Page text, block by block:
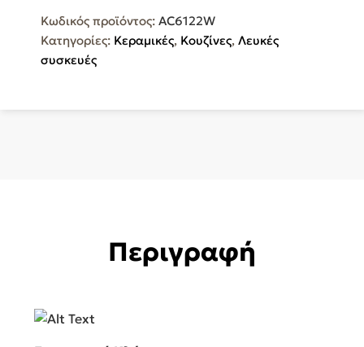
Λευκή
AC6122W
ποσότητα
Κωδικός προϊόντος: AC6122W
Κατηγορίες: Κεραμικές, Κουζίνες, Λευκές
συσκευές
Περιγραφή